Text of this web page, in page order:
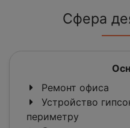
Сфера
Ремонт офиса
Устройство
периметру